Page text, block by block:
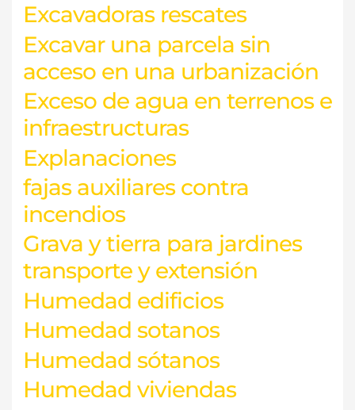
Excavadoras rescates
Excavar una parcela sin
acceso en una urbanización
Exceso de agua en terrenos e
infraestructuras
Explanaciones
fajas auxiliares contra
incendios
Grava y tierra para jardines
transporte y extensión
Humedad edificios
Humedad sotanos
Humedad sótanos
Humedad viviendas